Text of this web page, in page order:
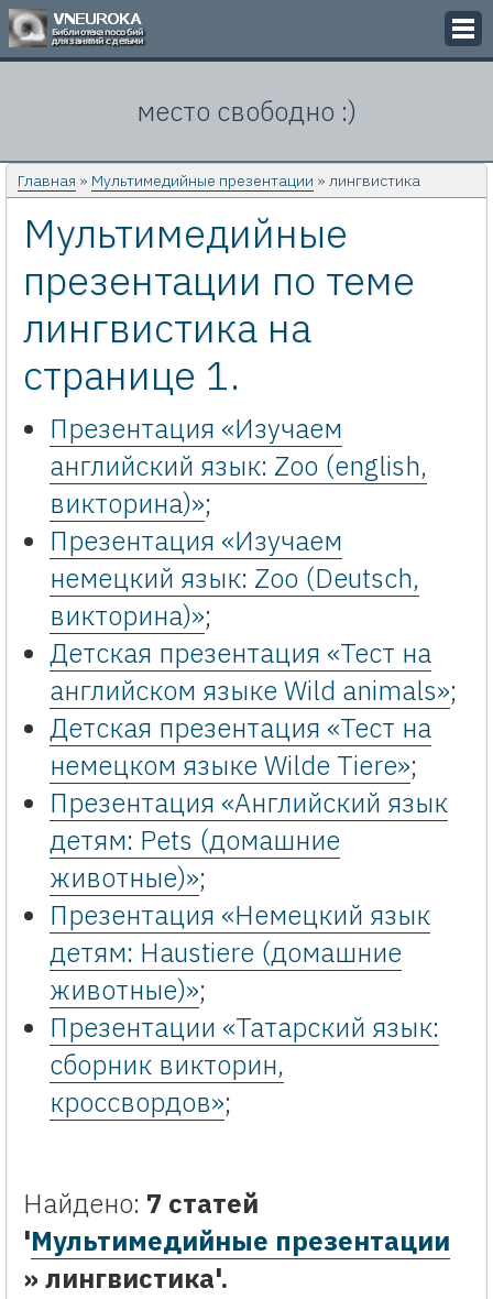
Кроссворды
Презентации
Задачи
Картинки
Контакты
место свободно :)
Главная » Мультимедийные презентации » лингвистика
Мультимедийные
презентации по теме
лингвистика на
странице 1.
Презентация «Изучаем
английский язык: Zoo (english,
викторина)»;
Презентация «Изучаем
немецкий язык: Zoo (Deutsch,
викторина)»;
Детская презентация «Тест на
английском языке Wild animals»;
Детская презентация «Тест на
немецком языке Wilde Tiere»;
Презентация «Английский язык
детям: Pets (домашние
животные)»;
Презентация «Немецкий язык
детям: Haustiere (домашние
животные)»;
Презентации «Татарский язык:
сборник викторин,
кроссвордов»;
Найдено: 7 статей
'Мультимедийные презентации
» лингвистика'.